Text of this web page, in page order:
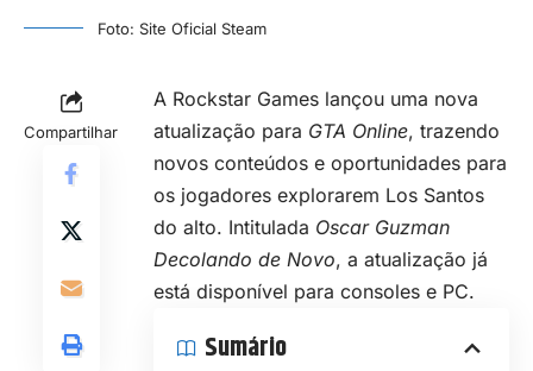
Foto: Site Oficial Steam
Compartilhar
A Rockstar Games lançou uma nova
atualização para GTA Online, trazendo
novos conteúdos e oportunidades para
os jogadores explorarem Los Santos
do alto. Intitulada Oscar Guzman
Decolando de Novo, a atualização já
está disponível para consoles e PC.
Sumário